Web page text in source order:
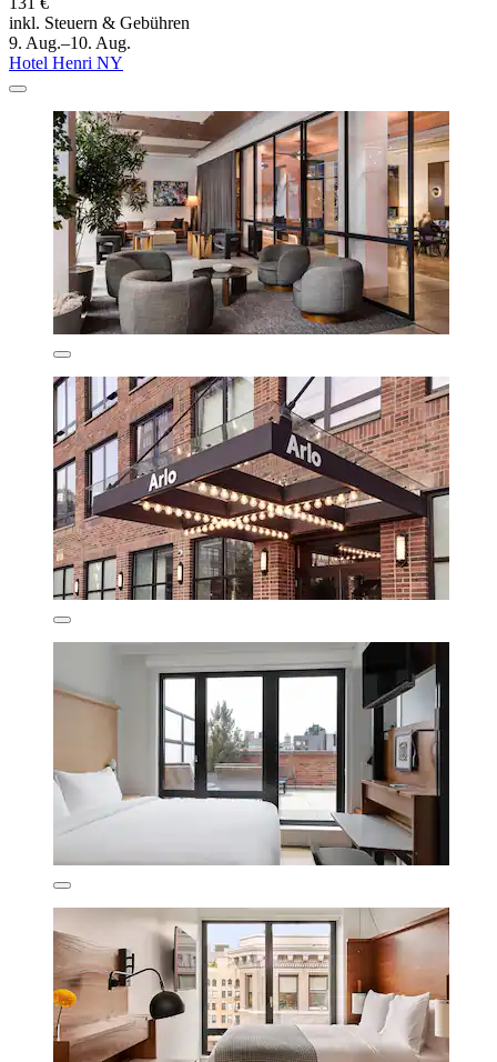
inkl. Steuern & Gebühren
9. Aug.–10. Aug.
Hotel Henri NY